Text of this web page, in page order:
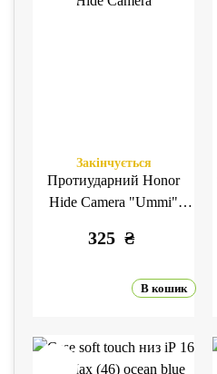
Закінчується
Протиударний Honor
Hide Camera "Ummi"
325 ₴
В кошик